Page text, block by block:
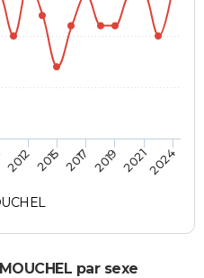
2012 2015 2017 2019 20212024
par sexe